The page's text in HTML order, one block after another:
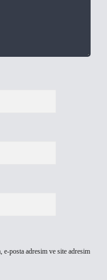
e-posta adresim ve site adresim